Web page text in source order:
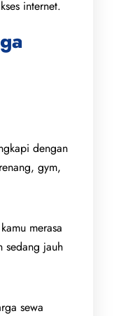
internet.
dengan
gym,
merasa
sedang jauh
sewa